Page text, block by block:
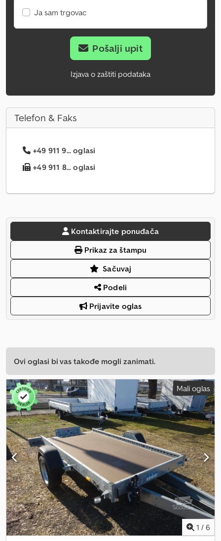
Ja sam trgovac
Pošalji upit
Izjava o zaštiti podataka
Telefon & Faks
+49 911 9... oglasi
+49 911 8... oglasi
Kontaktirajte ponuđača
Prikaz za štampu
Sačuvaj
Podeli
Prijavite oglas
Ovi oglasi bi vas takođe mogli zanimati.
Mali oglas
1 / 6